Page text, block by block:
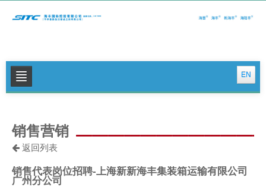
EN
公司新闻
集运特色服务
物流特色服务
销售营销
返回列表
销售代表岗位招聘-上海新新海丰集装箱运输有限公司
广州分公司